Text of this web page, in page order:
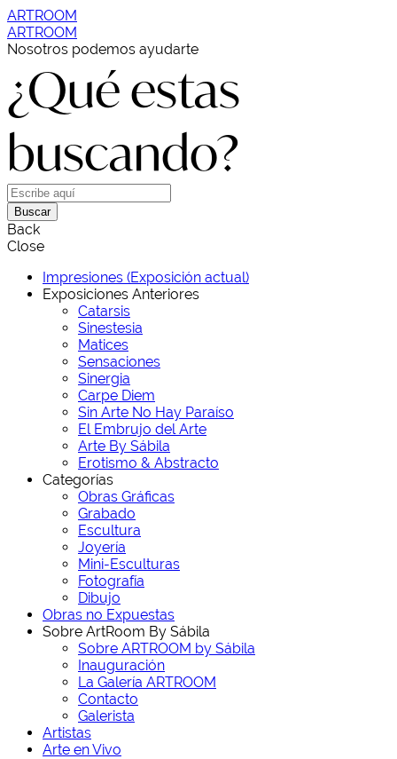
ARTROOM
ARTROOM
Nosotros podemos ayudarte
¿Qué estas
buscando?
Buscar
Back
Close
Impresiones (Exposición actual)
Exposiciones Anteriores
Catarsis
Sinestesia
Matices
Sensaciones
Sinergia
Carpe Diem
Sin Arte No Hay Paraíso
El Embrujo del Arte
Arte By Sábila
Erotismo & Abstracto
Categorías
Obras Gráficas
Grabado
Escultura
Joyería
Mini-Esculturas
Fotografía
Dibujo
Obras no Expuestas
Sobre ArtRoom By Sábila
Sobre ARTROOM by Sábila
Inauguración
La Galería ARTROOM
Contacto
Galerista
Artistas
Arte en Vivo